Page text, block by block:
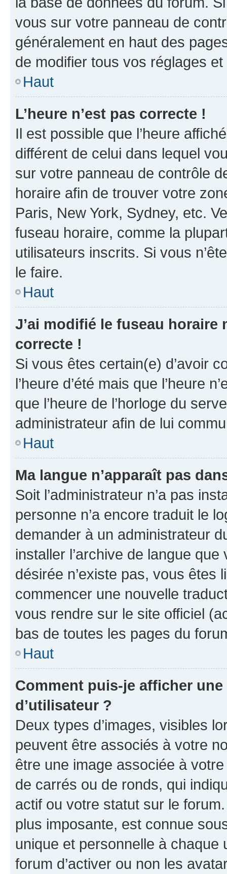
vous sur votre panneau de
généralement en haut des
de modifier tous vos réglages
Haut
L’heure n’est pas correcte !
Il est possible que l’heure
différent de celui dans lequel
sur votre panneau de contrôle
horaire afin de trouver votre
Paris, New York, Sydney, etc.
fuseau horaire, comme la
utilisateurs inscrits. Si vous
le faire.
Haut
J’ai modifié le fuseau horaire
correcte !
Si vous êtes certain(e) d’avoir
l’heure d’été mais que l’heure
que l’heure de l’horloge du
administrateur afin de lui
Haut
Ma langue n’apparaît pas
Soit l’administrateur n’a pas
personne n’a encore traduit le
demander à un administrateur
installer l’archive de langue
désirée n’existe pas, vous êtes
commencer une nouvelle
vous rendre sur le site officiel
bas de toutes les pages du
Haut
Comment puis-je afficher
d’utilisateur ?
Deux types d’images, visibles
peuvent être associés à votre
être une image associée à
de carrés ou de ronds, qui
actif ou votre statut sur le
plus imposante, est connue
unique et personnelle à chaque
forum d’activer ou non les